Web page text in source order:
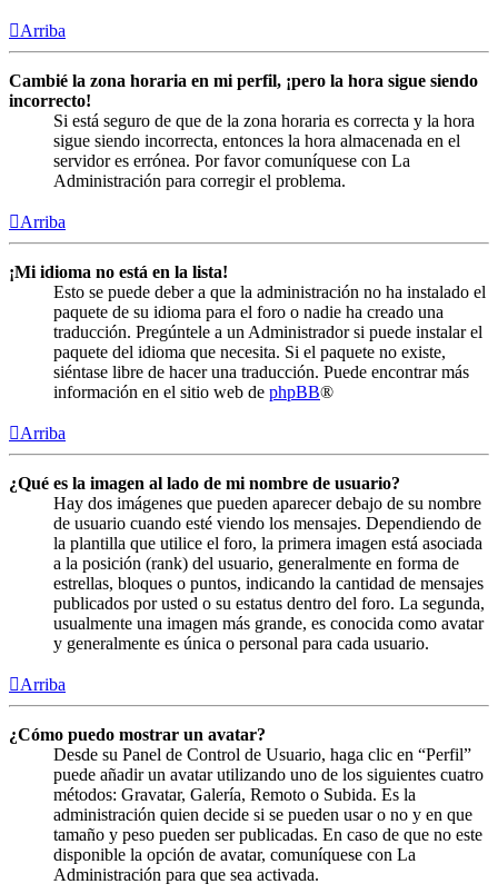
Arriba
Cambié la zona horaria en mi perfil, ¡pero la hora sigue siendo
incorrecto!
Si está seguro de que de la zona horaria es correcta y la hora
sigue siendo incorrecta, entonces la hora almacenada en el
servidor es errónea. Por favor comuníquese con La
Administración para corregir el problema.
Arriba
¡Mi idioma no está en la lista!
Esto se puede deber a que la administración no ha instalado el
paquete de su idioma para el foro o nadie ha creado una
traducción. Pregúntele a un Administrador si puede instalar el
paquete del idioma que necesita. Si el paquete no existe,
siéntase libre de hacer una traducción. Puede encontrar más
información en el sitio web de phpBB®
Arriba
¿Qué es la imagen al lado de mi nombre de usuario?
Hay dos imágenes que pueden aparecer debajo de su nombre
de usuario cuando esté viendo los mensajes. Dependiendo de
la plantilla que utilice el foro, la primera imagen está asociada
a la posición (rank) del usuario, generalmente en forma de
estrellas, bloques o puntos, indicando la cantidad de mensajes
publicados por usted o su estatus dentro del foro. La segunda,
usualmente una imagen más grande, es conocida como avatar
y generalmente es única o personal para cada usuario.
Arriba
¿Cómo puedo mostrar un avatar?
Desde su Panel de Control de Usuario, haga clic en “Perfil”
puede añadir un avatar utilizando uno de los siguientes cuatro
métodos: Gravatar, Galería, Remoto o Subida. Es la
administración quien decide si se pueden usar o no y en que
tamaño y peso pueden ser publicadas. En caso de que no este
disponible la opción de avatar, comuníquese con La
Administración para que sea activada.